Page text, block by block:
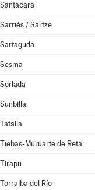
Santacara
Sarriés / Sartze
Sartaguda
Sesma
Sorlada
Sunbilla
Tafalla
Tiebas-Muruarte de Reta
Tirapu
Torralba del Río